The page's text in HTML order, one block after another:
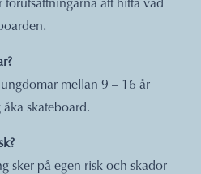
förutsättningarna att hitta vad
mellan 9 – 16 år
skateboard.
sker på egen risk och skador